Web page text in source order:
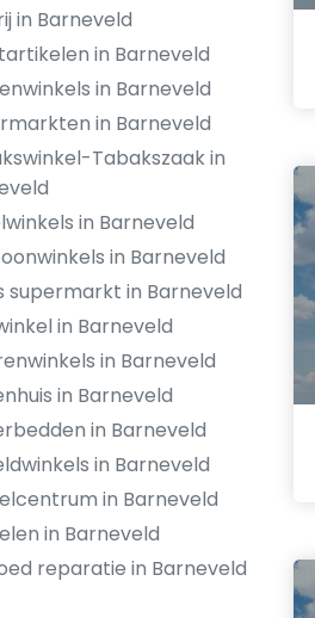
in Barneveld
in Barneveld
in Barneveld
in Barneveld
Tabakszaak in
in Barneveld
in Barneveld
supermarkt in Barneveld
in Barneveld
in Barneveld
in Barneveld
in Barneveld
in Barneveld
in Barneveld
in Barneveld
reparatie in Barneveld